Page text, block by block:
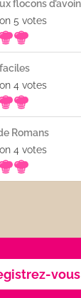
5votes
4votes
Romans
4votes
vous